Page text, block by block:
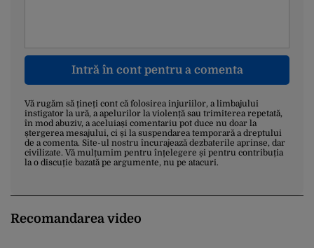
Intră în cont pentru a comenta
Vă rugăm să țineți cont că folosirea injuriilor, a limbajului
instigator la ură, a apelurilor la violență sau trimiterea repetată,
în mod abuziv, a aceluiași comentariu pot duce nu doar la
ștergerea mesajului, ci și la suspendarea temporară a dreptului
de a comenta. Site-ul nostru încurajează dezbaterile aprinse, dar
civilizate. Vă mulțumim pentru înțelegere și pentru contribuția
la o discuție bazată pe argumente, nu pe atacuri.
Recomandarea video